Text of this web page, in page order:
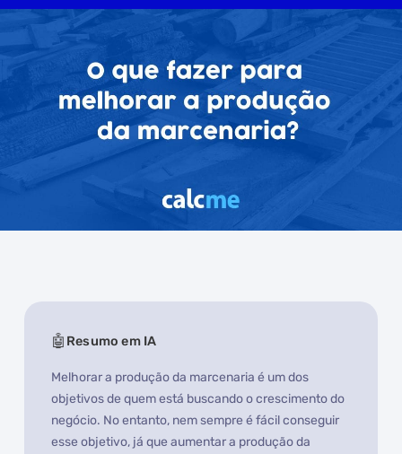
Resumo em IA
Melhorar a produção da marcenaria é um dos
objetivos de quem está buscando o crescimento do
negócio. No entanto, nem sempre é fácil conseguir
esse objetivo, já que aumentar a produção da